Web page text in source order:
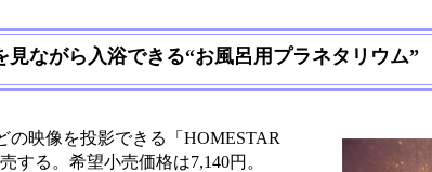
見ながら入浴できる“お風呂用プラネタリウム”
映像を投影できる「HOMESTAR
する。希望小売価格は7,140円。